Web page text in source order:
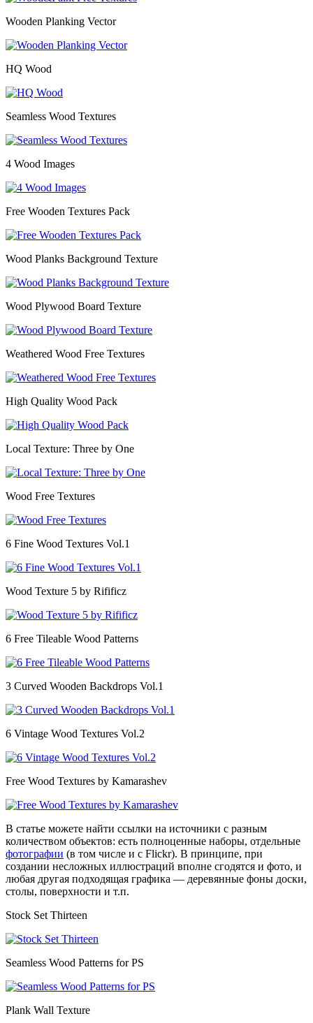
Wooden Planking Vector
HQ Wood
Seamless Wood Textures
4 Wood Images
Free Wooden Textures Pack
Wood Planks Background Texture
Wood Plywood Board Texture
Weathered Wood Free Textures
High Quality Wood Pack
Local Texture: Three by One
Wood Free Textures
6 Fine Wood Textures Vol.1
Wood Texture 5 by Rifificz
6 Free Tileable Wood Patterns
3 Curved Wooden Backdrops Vol.1
6 Vintage Wood Textures Vol.2
Free Wood Textures by Kamarashev
В статье можете найти ссылки на источники с разным
количеством объектов: есть полноценные наборы, отдельные
фотографии (в том числе и с Flickr). В принципе, при
создании несложных иллюстраций вполне сгодятся и фото, и
любая другая подходящая графика — деревянные фоны доски,
столы, поверхности и т.п.
Stock Set Thirteen
Seamless Wood Patterns for PS
Plank Wall Texture